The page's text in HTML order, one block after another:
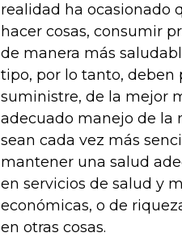
realidad ha ocasionado
hacer cosas, consumir
de manera más
tipo, por lo tanto, deben
suministre, de la mejor
adecuado manejo de la
sean cada vez más
mantener una salud
en servicios de salud y
económicas, o de
en otras cosas.